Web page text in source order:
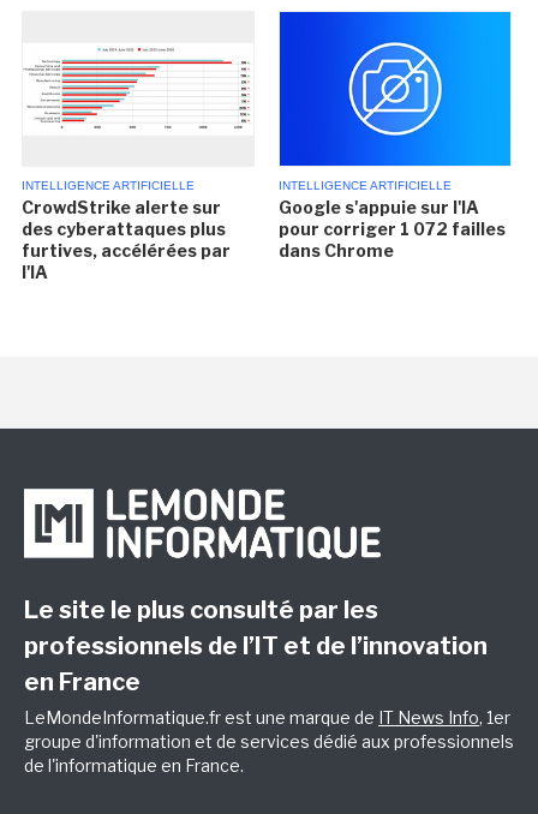
INTELLIGENCE ARTIFICIELLE
CrowdStrike alerte sur
des cyberattaques plus
furtives, accélérées par
l'IA
INTELLIGENCE ARTIFICIELLE
Google s'appuie sur l'IA
pour corriger 1 072 failles
dans Chrome
Le site le plus consulté par les
professionnels de l’IT et de l’innovation
en France
LeMondeInformatique.fr est une marque de IT News Info, 1er
groupe d'information et de services dédié aux professionnels
de l'informatique en France.